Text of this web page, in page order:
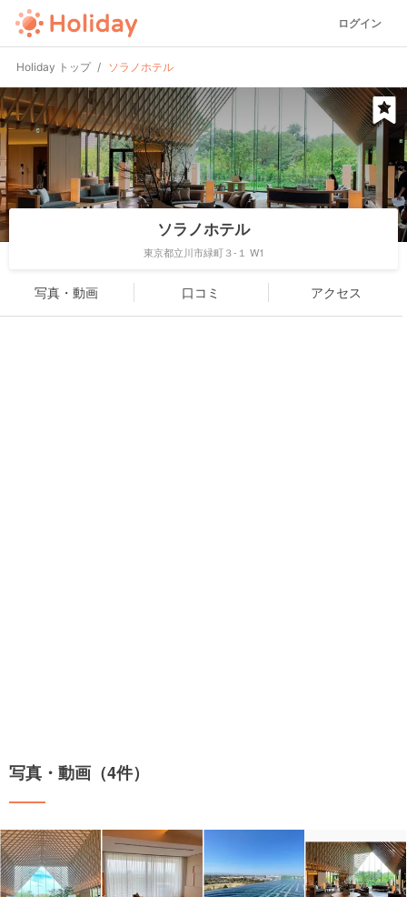
ログイン
Holiday トップ ソラノホテル
ソラノホテル
東京都立川市緑町３-１ W1
写真・動画 口コミ アクセス
写真・動画（4件）